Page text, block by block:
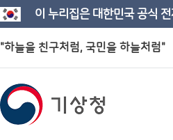
이 누리집은 대한민국 공식
"하늘을 친구처럼, 국민을 하늘처럼"